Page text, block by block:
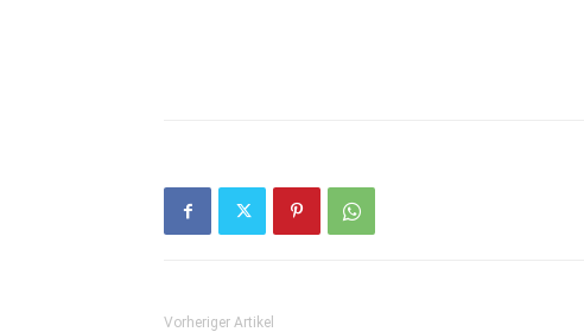
Vorheriger Artikel